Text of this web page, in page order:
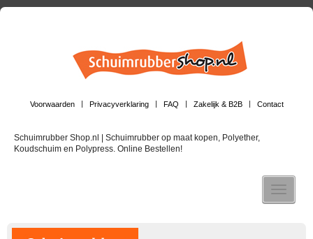
Voorwaarden Privacyverklaring FAQ Zakelijk & B2B Contact
Schuimrubber Shop.nl | Schuimrubber op maat kopen, Polyether,
Koudschuim en Polypress. Online Bestellen!
Toggle